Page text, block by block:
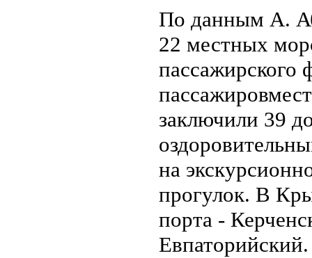
По данным А.
22 местных
пассажирского
заключили 39
на
прогулок. В
порта -
Евпаторийский.